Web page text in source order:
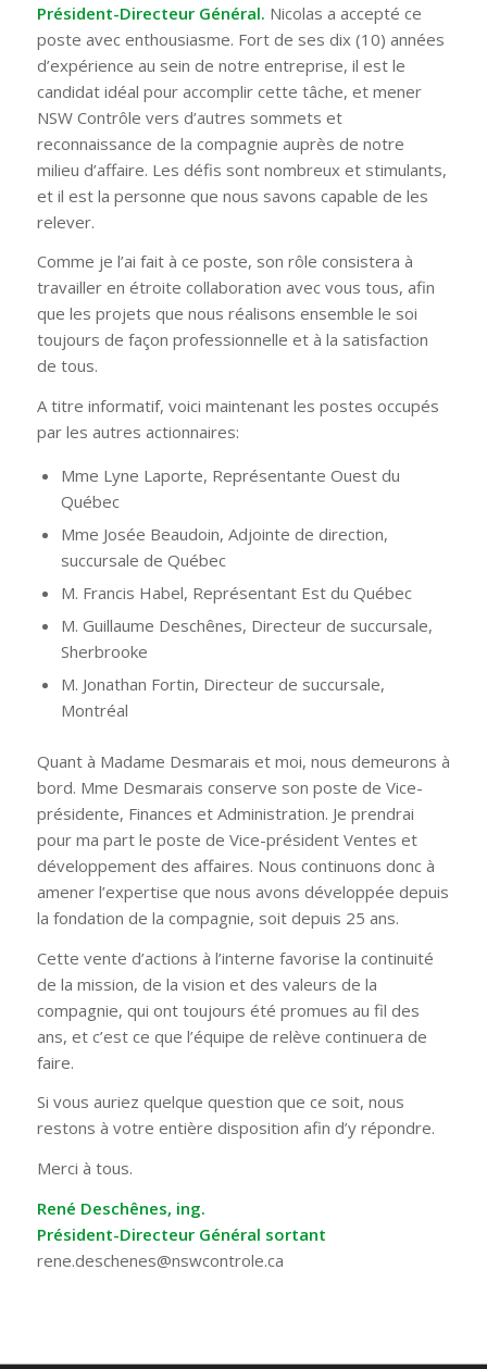
Président-Directeur Général. Nicolas a accepté ce
poste avec enthousiasme. Fort de ses dix (10) années
d’expérience au sein de notre entreprise, il est le
candidat idéal pour accomplir cette tâche, et mener
NSW Contrôle vers d’autres sommets et
reconnaissance de la compagnie auprès de notre
milieu d’affaire. Les défis sont nombreux et stimulants,
et il est la personne que nous savons capable de les
relever.
Comme je l’ai fait à ce poste, son rôle consistera à
travailler en étroite collaboration avec vous tous, afin
que les projets que nous réalisons ensemble le soi
toujours de façon professionnelle et à la satisfaction
de tous.
A titre informatif, voici maintenant les postes occupés
par les autres actionnaires:
Mme Lyne Laporte, Représentante Ouest du
Québec
Mme Josée Beaudoin, Adjointe de direction,
succursale de Québec
M. Francis Habel, Représentant Est du Québec
M. Guillaume Deschênes, Directeur de succursale,
Sherbrooke
M. Jonathan Fortin, Directeur de succursale,
Montréal
Quant à Madame Desmarais et moi, nous demeurons à
bord. Mme Desmarais conserve son poste de Vice-
présidente, Finances et Administration. Je prendrai
pour ma part le poste de Vice-président Ventes et
développement des affaires. Nous continuons donc à
amener l’expertise que nous avons développée depuis
la fondation de la compagnie, soit depuis 25 ans.
Cette vente d’actions à l’interne favorise la continuité
de la mission, de la vision et des valeurs de la
compagnie, qui ont toujours été promues au fil des
ans, et c’est ce que l’équipe de relève continuera de
faire.
Si vous auriez quelque question que ce soit, nous
restons à votre entière disposition afin d’y répondre.
Merci à tous.
René Deschênes, ing.
Président-Directeur Général sortant
rene.deschenes@nswcontrole.ca